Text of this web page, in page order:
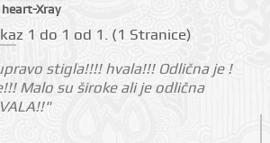
Xray
1 do 1 оd 1. (1 Strаnicе)
stigla!!!! hvala!!! Odlična je !
Malo su široke ali je odlična